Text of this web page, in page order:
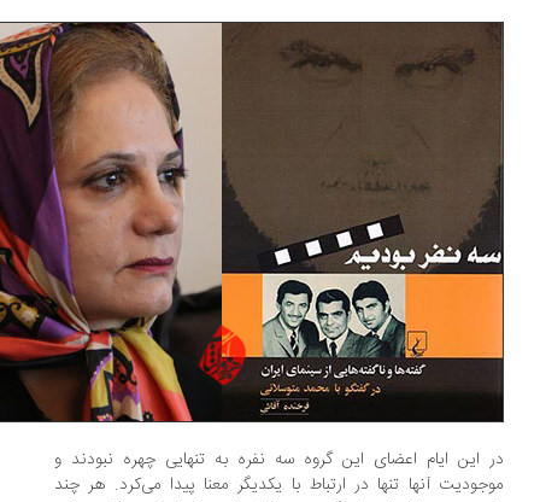
این ایام اعضای این گروه سه نفره به تنهایی چهره نبودند و
آنها تنها در ارتباط با یکدیگر معنا پیدا می‌کرد. هر چند